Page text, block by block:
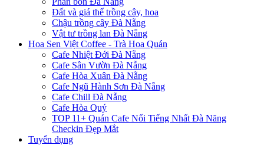
Đất và giá thể trồng cây, hoa
Chậu trồng cây Đà Nẵng
Vật tư trồng lan Đà Nẵng
Hoa Sen Việt Coffee - Trà Hoa Quán
Cafe Nhiệt Đới Đà Nẵng
Cafe Sân Vườn Đà Nẵng
Cafe Hòa Xuân Đà Nẵng
Cafe Ngũ Hành Sơn Đà Nẵng
Cafe Chill Đà Nẵng
Cafe Hòa Quý
TOP 11+ Quán Cafe Nổi Tiếng Nhất Đà Năng
Checkin Đẹp Mắt
Tuyển dụng